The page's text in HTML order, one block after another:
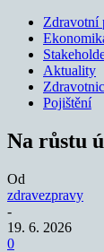
Zdravotní
Aktuality
Pojištění
Na růstu
Od
zdravezpravy
-
19. 6. 2026
0